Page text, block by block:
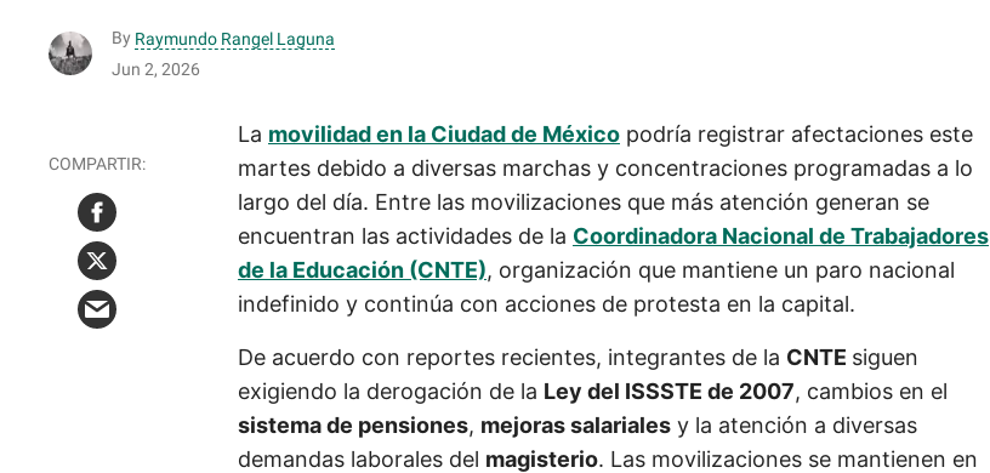
By Raymundo Rangel Laguna
Jun 2, 2026
La movilidad en la Ciudad de México podría registrar afectaciones este
martes debido a diversas marchas y concentraciones programadas a lo
largo del día. Entre las movilizaciones que más atención generan se
encuentran las actividades de la Coordinadora Nacional de Trabajadores
de la Educación (CNTE), organización que mantiene un paro nacional
indefinido y continúa con acciones de protesta en la capital.
De acuerdo con reportes recientes, integrantes de la CNTE siguen
exigiendo la derogación de la Ley del ISSSTE de 2007, cambios en el
sistema de pensiones, mejoras salariales y la atención a diversas
demandas laborales del magisterio. Las movilizaciones se mantienen en